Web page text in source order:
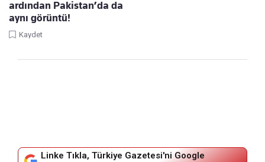
ardından Pakistan’da da
aynı görüntü!
Kaydet
Linke Tıkla, Türkiye Gazetesi'ni Google